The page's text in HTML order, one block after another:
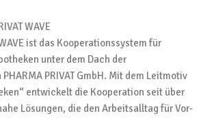
WAVE
WAVE ist das Kooperationssystem für
unter dem Dach der
PRIVAT GmbH. Mit dem Leitmotiv
entwickelt die Kooperation seit über
Lösungen, die den Arbeitsalltag für Vor-